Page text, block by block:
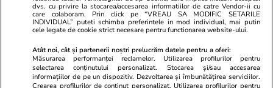
dvs. cu privire la stocarea/accesarea informatiilor de catre Vendor-ii cu
care colaboram. Prin click pe “VREAU SA MODIFIC SETARILE
INDIVIDUAL” puteti schimba preferintele in mod individual, mai putin
cele legate de cookie strict necesare pentru functionarea website-ului.
Atât noi, cât și partenerii noștri prelucrăm datele pentru a oferi:
Măsurarea performanței reclamelor. Utilizarea profilurilor pentru
selectarea conținutului personalizat. Stocarea și/sau accesarea
informațiilor de pe un dispozitiv. Dezvoltarea și îmbunătățirea serviciilor.
Crearea profilurilor de conținut personalizat. Utilizarea profilurilor pentru